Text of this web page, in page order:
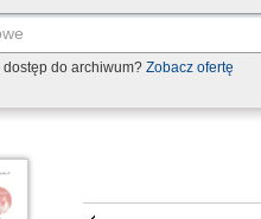
do archiwum? Zobacz ofertę